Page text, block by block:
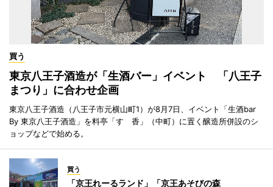
買う
東京八王子酒造が「生酒バー」イベント 「八王子
まつり」に合わせ企画
東京八王子酒造（八王子市元横山町1）が8月7日、イベント「生酒bar
By 東京八王子酒造」を料亭「すゞ香」（中町）に置く醸造所併設のシ
ョップなどで始める。
買う
「京王れーるランド」「京王あそびの森